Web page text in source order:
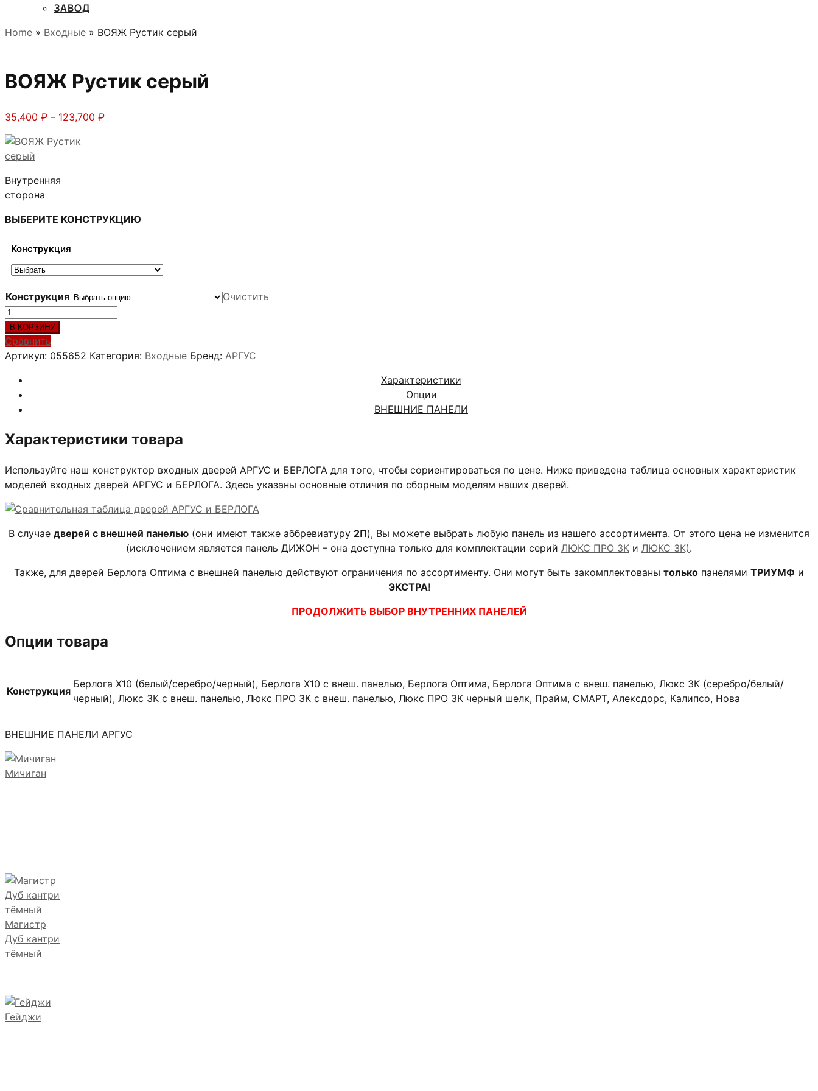
ЗАВОД
Home » Входные » ВОЯЖ Рустик серый
ВОЯЖ Рустик серый
35,400 ₽ – 123,700 ₽Диапазон
Внутренняя
сторона
ВЫБЕРИТЕ КОНСТРУКЦИЮ
Конструкция
Конструкция
Очистить
Количество
товара
ВОЯЖ
Рустик
В КОРЗИНУ
Сравнить
Артикул: 055652 Категория: Входные Бренд: АРГУС
Характеристики
Опции
ВНЕШНИЕ ПАНЕЛИ
Характеристики товара
Используйте наш конструктор входных дверей АРГУС и БЕРЛОГА для того, чтобы сориентироваться по цене. Ниже приведена таблица основных характеристик
моделей входных дверей АРГУС и БЕРЛОГА. Здесь указаны основные отличия по сборным моделям наших дверей.
В случае дверей с внешней панелью (они имеют также аббревиатуру 2П), Вы можете выбрать любую панель из нашего ассортимента. От этого цена не изменится
(исключением является панель ДИЖОН – она доступна только для комплектации серий ЛЮКС ПРО 3К и ЛЮКС 3К).
Также, для дверей Берлога Оптима с внешней панелью действуют ограничения по ассортименту. Они могут быть закомплектованы только панелями ТРИУМФ и
ЭКСТРА!
ПРОДОЛЖИТЬ ВЫБОР ВНУТРЕННИХ ПАНЕЛЕЙ
Опции товара
Конструкция
Берлога X10 (белый/серебро/черный), Берлога X10 с внеш. панелью, Берлога Оптима, Берлога Оптима с внеш. панелью, Люкс 3К (серебро/белый/
черный), Люкс 3К с внеш. панелью, Люкс ПРО 3К с внеш. панелью, Люкс ПРО 3К черный шелк, Прайм, СМАРТ, Алексдорс, Калипсо, Нова
ВНЕШНИЕ ПАНЕЛИ АРГУС
Мичиган
Магистр
Дуб кантри
тёмный
Гейджи